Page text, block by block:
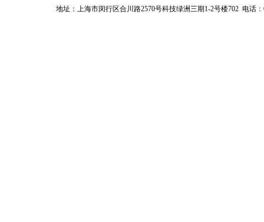
地址：上海市闵行区合川路2570号科技绿洲三期1-2号楼702 电话